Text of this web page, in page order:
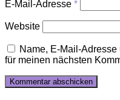
E-Mail-Adresse *
Website
Name, E-Mail-
für meinen nächsten